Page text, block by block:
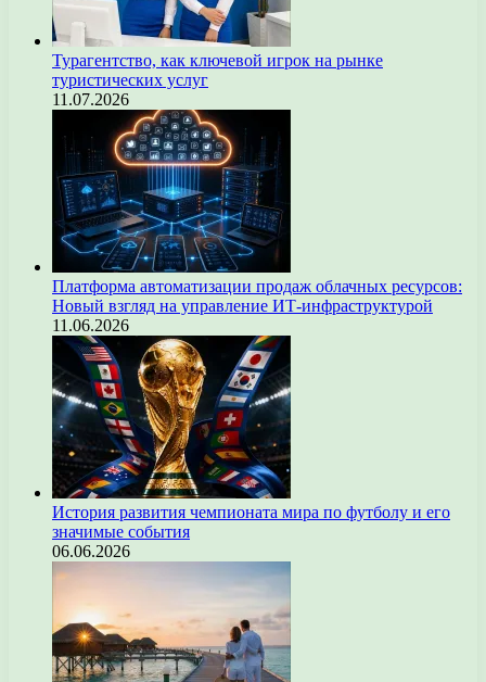
Турагентство, как ключевой игрок на рынке
туристических услуг
11.07.2026
Платформа автоматизации продаж облачных ресурсов:
Новый взгляд на управление ИТ-инфраструктурой
11.06.2026
История развития чемпионата мира по футболу и его
значимые события
06.06.2026